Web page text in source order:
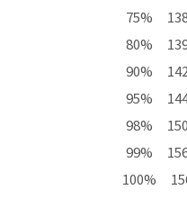
75%
80%
90% 142
95%
98% 150
99%
100%